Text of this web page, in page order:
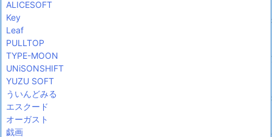
ALICESOFT
Key
Leaf
PULLTOP
TYPE-MOON
UNiSONSHIFT
YUZU SOFT
ういんどみる
エスクード
オーガスト
戯画